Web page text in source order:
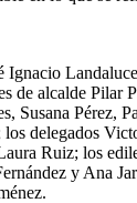
Ignacio
de alcalde Pilar
Susana Pérez,
delegados
Ruiz; los
y Ana